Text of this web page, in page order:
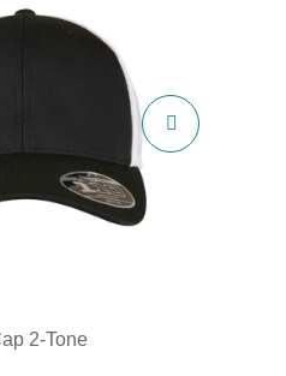
2-Tone